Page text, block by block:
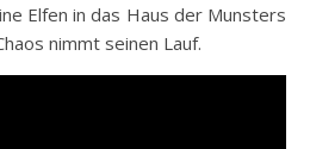
Elfen in das Haus der Munsters
nimmt seinen Lauf.